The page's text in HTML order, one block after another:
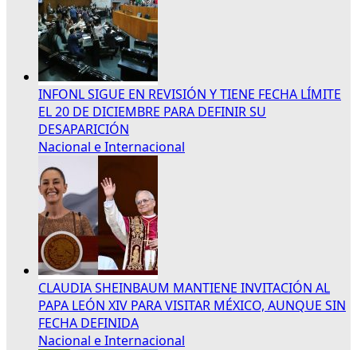
INFONL SIGUE EN REVISIÓN Y TIENE FECHA LÍMITE
EL 20 DE DICIEMBRE PARA DEFINIR SU
DESAPARICIÓN
Nacional e Internacional
CLAUDIA SHEINBAUM MANTIENE INVITACIÓN AL
PAPA LEÓN XIV PARA VISITAR MÉXICO, AUNQUE SIN
FECHA DEFINIDA
Nacional e Internacional